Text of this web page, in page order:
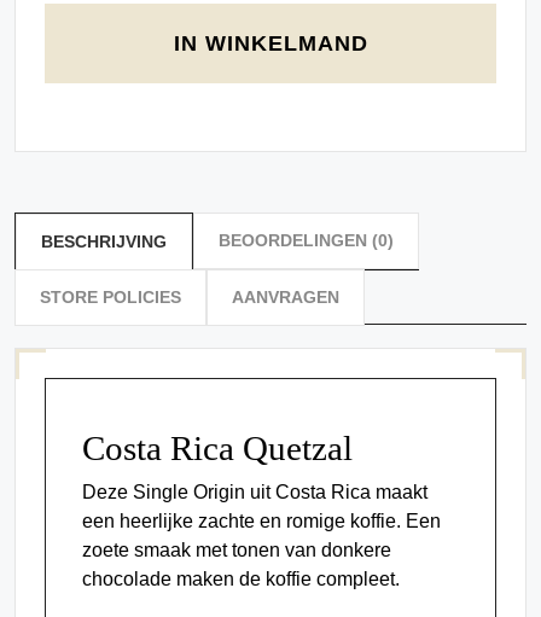
IN WINKELMAND
BESCHRIJVING BEOORDELINGEN (0)
STORE POLICIES AANVRAGEN
Costa Rica Quetzal
Deze Single Origin uit Costa Rica maakt
een heerlijke zachte en romige koffie. Een
zoete smaak met tonen van donkere
chocolade maken de koffie compleet.